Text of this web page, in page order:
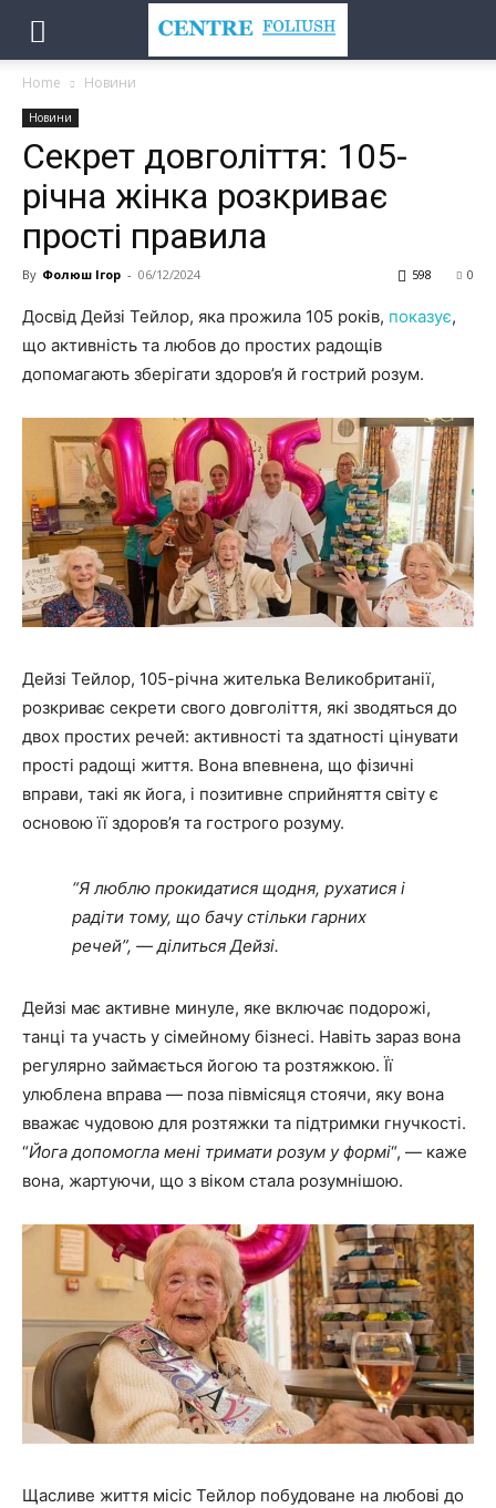
Home Новини
Новини
Секрет довголіття: 105-
річна жінка розкриває
прості правила
By Фолюш Ігор - 06/12/2024 0
598
Досвід Дейзі Тейлор, яка прожила 105 років, показує,
що активність та любов до простих радощів
допомагають зберігати здоров’я й гострий розум.
Дейзі Тейлор, 105-річна жителька Великобританії,
розкриває секрети свого довголіття, які зводяться до
двох простих речей: активності та здатності цінувати
прості радощі життя. Вона впевнена, що фізичні
вправи, такі як йога, і позитивне сприйняття світу є
основою її здоров’я та гострого розуму.
“Я люблю прокидатися щодня, рухатися і
радіти тому, що бачу стільки гарних
речей”, — ділиться Дейзі.
Дейзі має активне минуле, яке включає подорожі,
танці та участь у сімейному бізнесі. Навіть зараз вона
регулярно займається йогою та розтяжкою. Її
улюблена вправа — поза півмісяця стоячи, яку вона
вважає чудовою для розтяжки та підтримки гнучкості.
“Йога допомогла мені тримати розум у формі“, — каже
вона, жартуючи, що з віком стала розумнішою.
Щасливе життя місіс Тейлор побудоване на любові до